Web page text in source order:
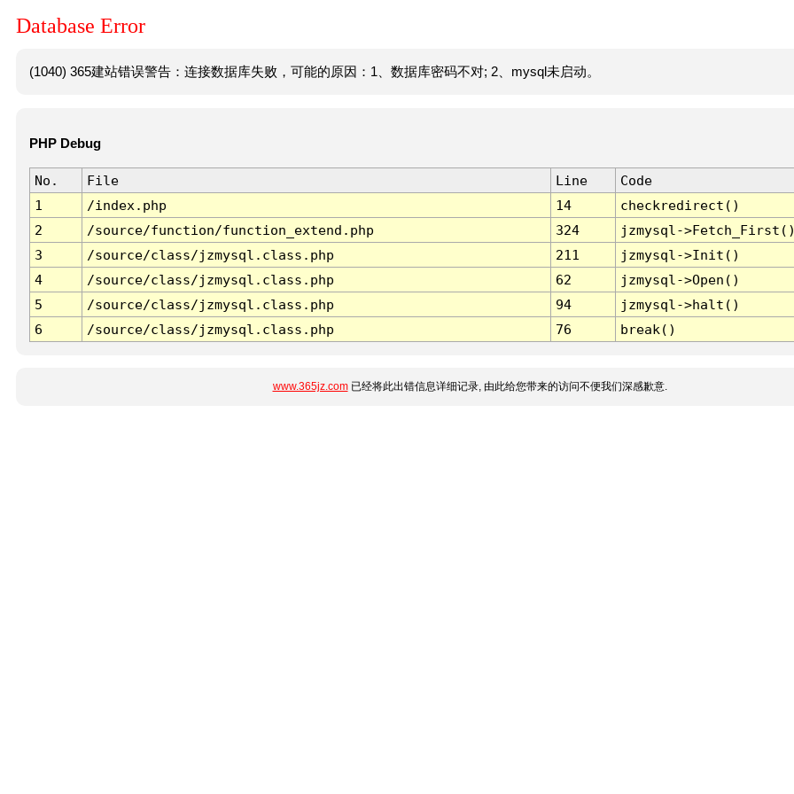
Database Error
(1040) 365建站错误警告：连接数据库失败，可能的原因：1、数据库密码不对; 2、mysql未启动。
PHP Debug
No. File Line
Code
1
/index.php 14
checkredirect()
2
/source/function/function_extend.php 324
jzmysql-
3
/source/class/jzmysql.class.php 211
jzmysql->Init()
4
/source/class/jzmysql.class.php 62
jzmysql->Open()
5
/source/class/jzmysql.class.php 94
jzmysql->halt()
6
/source/class/jzmysql.class.php 76 break()
www.365jz.com已经将此出错信息详细记录, 由此给您带来的访问不便我们深感歉意.